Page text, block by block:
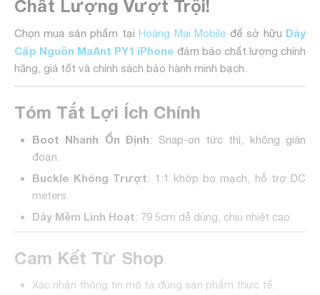
Chất Lượng Vượt Trội!
Chọn mua sản phẩm tạiHoàng Mai Mobile để sở hữu Dây
Cấp Nguồn MaAnt PY1 iPhone đảm bảo chất lượng chính
hãng, giá tốt và chính sách bảo hành minh bạch.
Tóm Tắt Lợi Ích Chính
Boot Nhanh Ổn Định: Snap-on tức thì, không gián
đoạn.
Buckle Không Trượt: 1:1 khớp bo mạch, hỗ trợ DC
meters.
Dây Mềm Linh Hoạt: 79.5cm dễ dùng, chịu nhiệt cao.
Cam Kết Từ Shop
Xác nhận thông tin mô tả đúng sản phẩm thực tế.